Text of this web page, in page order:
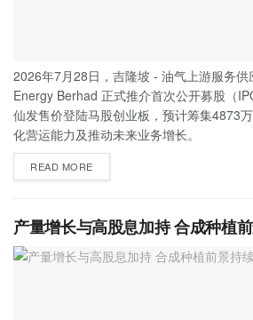
2026年7月28日，吉隆坡 - 油气上游服务
Energy Berhad 正式推介首次公开募股（
仙发售价登陆马股创业板，预计筹集4873
化营运能力及推动未来业务增长。
READ MORE
产量增长与高股息加持 合成种植